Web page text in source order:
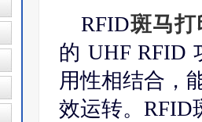
RFID斑马打
的 UHF RFID
用性相结合，
效运转。RFID